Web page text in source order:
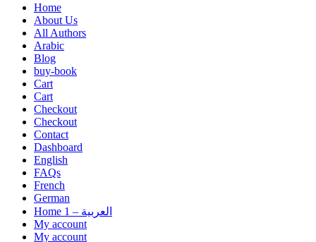
Home
About Us
All Authors
Arabic
Blog
buy-book
Cart
Cart
Checkout
Checkout
Contact
Dashboard
English
FAQs
French
German
Home 1 – العربية
My account
My account